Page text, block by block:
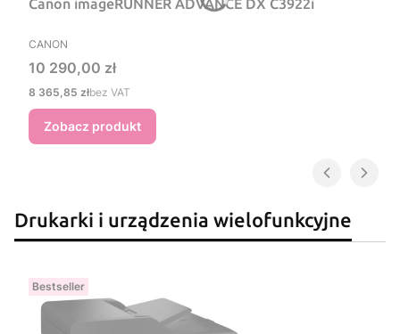
Canon imageRUNNER ADVANCE DX C3922i
PRODUCENT
CANON
Cena
10 290,00 zł
Cena
8 365,85 złbez VAT
Zobacz produkt
Drukarki i urządzenia wielofunkcyjne
Bestseller